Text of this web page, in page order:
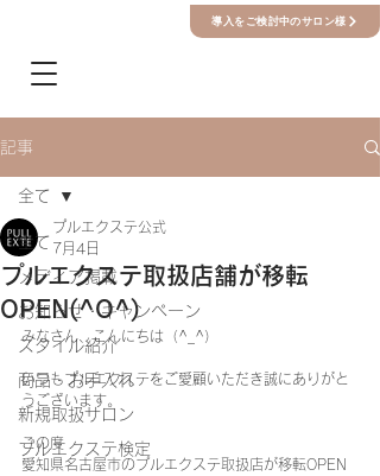
導入をご検討中のサロン様
記事
全て
メディア掲載
お知らせ・キャンペーン
スタイル紹介
商品・お手入れ
新規取扱サロン
プルエクステ検定
全て
プルエクステ取扱店舗が移転
OPEN(^O^)
プルエクステ公式
7月4日
みなさん、こんにちは（^_^）
いつもプルエクステをご愛顧いただき誠にありがと
うございます。
この度
愛知県名古屋市のプルエクステ取扱店が移転OPEN